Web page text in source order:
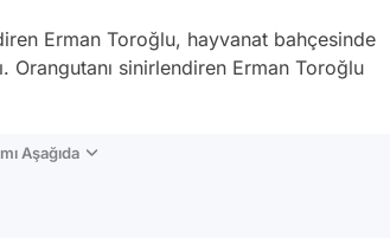
Erman Toroğlu, hayvanat bahçesinde
Orangutanı sinirlendiren Erman Toroğlu
Aşağıda